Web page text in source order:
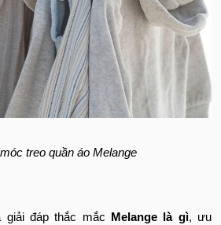
treo quần áo Melange
giải đáp thắc mắc Melange là gì, ưu